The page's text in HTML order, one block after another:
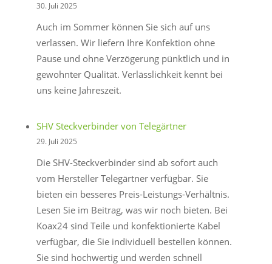
Hinweise
30. Juli 2025
Auch im Sommer können Sie sich auf uns
verlassen. Wir liefern Ihre Konfektion ohne
Pause und ohne Verzögerung pünktlich und in
gewohnter Qualität. Verlässlichkeit kennt bei
uns keine Jahreszeit.
SHV Steckverbinder von Telegärtner
29. Juli 2025
Die SHV-Steckverbinder sind ab sofort auch
vom Hersteller Telegärtner verfügbar. Sie
bieten ein besseres Preis-Leistungs-Verhältnis.
Lesen Sie im Beitrag, was wir noch bieten. Bei
Koax24 sind Teile und konfektionierte Kabel
verfügbar, die Sie individuell bestellen können.
Sie sind hochwertig und werden schnell